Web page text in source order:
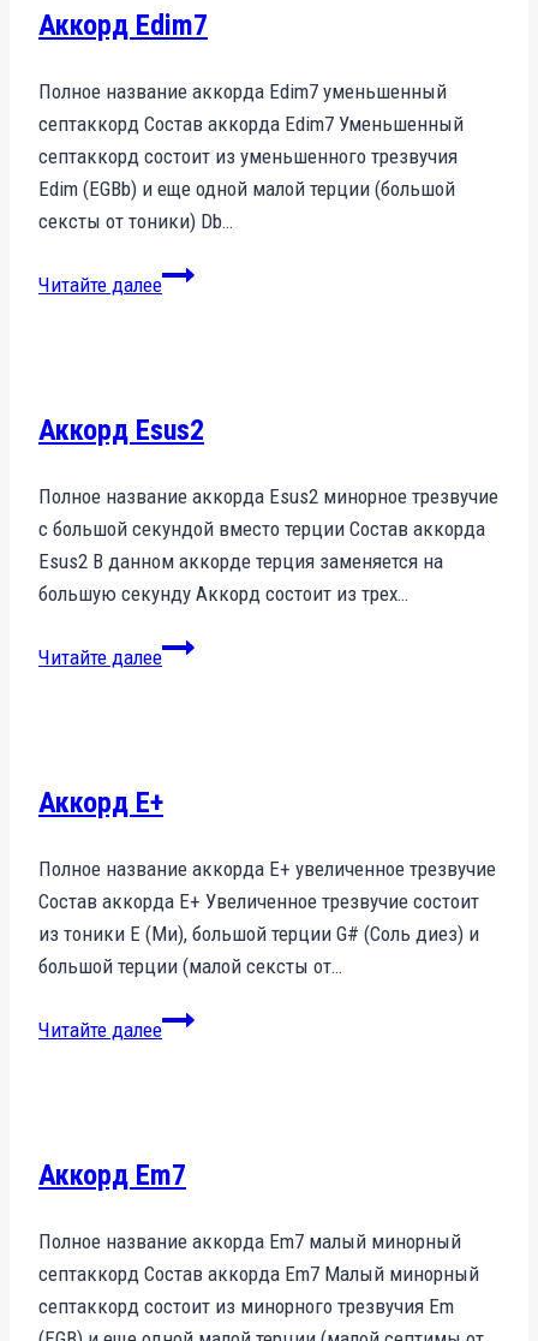
Аккорд Edim7
Полное название аккорда Edim7 уменьшенный
септаккорд Состав аккорда Edim7 Уменьшенный
септаккорд состоит из уменьшенного трезвучия
Edim (EGBb) и еще одной малой терции (большой
сексты от тоники) Db…
Читайте далееАккорд
Аккорд Esus2
Полное название аккорда Esus2 минорное трезвучие
с большой секундой вместо терции Состав аккорда
Esus2 В данном аккорде терция заменяется на
большую секунду Аккорд состоит из трех…
Читайте далееАккорд
Аккорд E+
Полное название аккорда E+ увеличенное трезвучие
Состав аккорда E+ Увеличенное трезвучие состоит
из тоники E (Ми), большой терции G# (Соль диез) и
большой терции (малой сексты от…
Читайте далееАккорд
Аккорд Em7
Полное название аккорда Em7 малый минорный
септаккорд Состав аккорда Em7 Малый минорный
септаккорд состоит из минорного трезвучия Em